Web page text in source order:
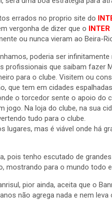
errados no proprio site do
vergonha de dizer que o INTER
ou nunca vieram ao Beira-
poderia ser
que saibam fazer
para o clube. Visitem ou
que tem em cidades
o torcedor sente o apoio do
jogo. Na loja do clube, na sua
tudo para o clube.
mas é viável onde há
pois tenho escutado de
mostrando para o mundo todo
pior ainda, aceita que o
não agrega nada e nem